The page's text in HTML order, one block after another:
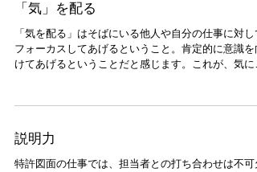
「気」を配る
「気を配る」はそばにいる他人や自分の仕事に対し
フォーカスしてあげるということ。肯定的に意識を
けてあげるということだと感じます。これが、気に
態です。自力でどうしても焦点を移動出
説明力
特許図面の仕事では、担当者との打ち合わせは不可